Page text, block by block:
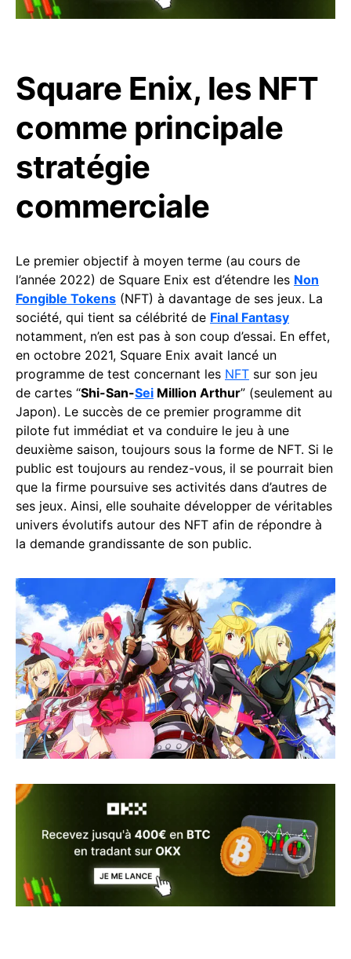
Square Enix, les NFT
comme principale
stratégie
commerciale
Le premier objectif à moyen terme (au cours de
l’année 2022) de Square Enix est d’étendre les Non
Fongible Tokens (NFT) à davantage de ses jeux. La
société, qui tient sa célébrité de Final Fantasy
notamment, n’en est pas à son coup d’essai. En effet,
en octobre 2021, Square Enix avait lancé un
programme de test concernant les NFT sur son jeu
de cartes “Shi-San-Sei Million Arthur” (seulement au
Japon). Le succès de ce premier programme dit
pilote fut immédiat et va conduire le jeu à une
deuxième saison, toujours sous la forme de NFT. Si le
public est toujours au rendez-vous, il se pourrait bien
que la firme poursuive ses activités dans d’autres de
ses jeux. Ainsi, elle souhaite développer de véritables
univers évolutifs autour des NFT afin de répondre à
la demande grandissante de son public.